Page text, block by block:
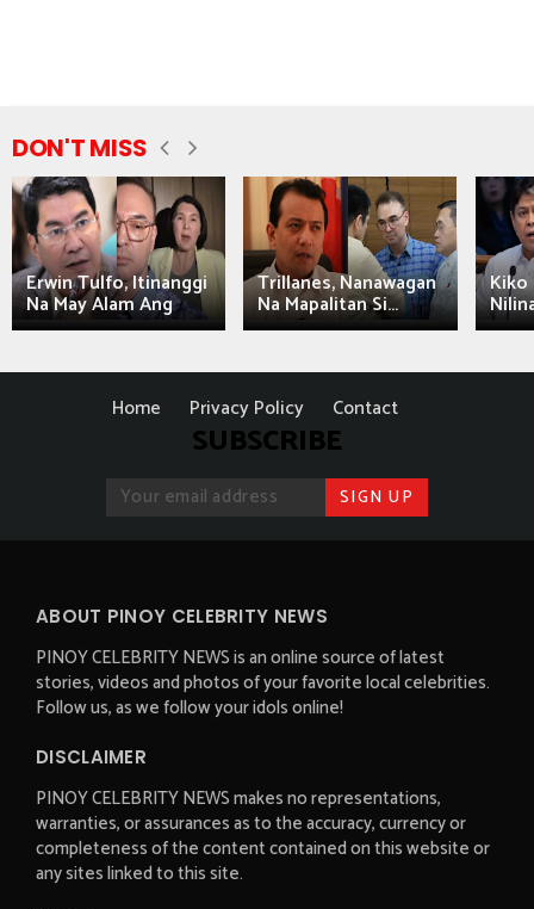
DON'T MISS
Erwin Tulfo, Itinanggi
Na May Alam Ang
Trillanes, Nanawagan
Na Mapalitan Si...
Kiko
Home Privacy Policy Contact
SUBSCRIBE
ABOUT PINOY CELEBRITY NEWS
PINOY CELEBRITY NEWS is an online source of latest
stories, videos and photos of your favorite local celebrities.
Follow us, as we follow your idols online!
DISCLAIMER
PINOY CELEBRITY NEWS makes no representations,
warranties, or assurances as to the accuracy, currency or
completeness of the content contained on this website or
any sites linked to this site.